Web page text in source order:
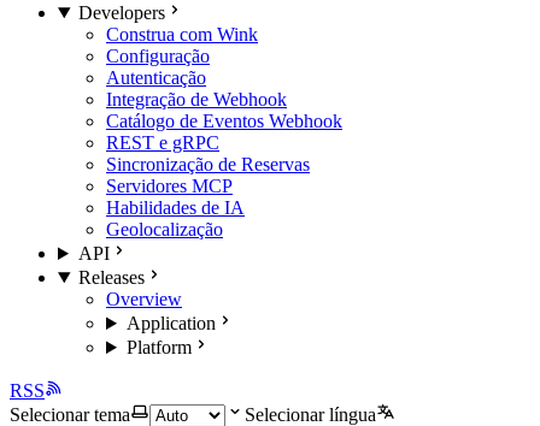
Developers
Construa com Wink
Configuração
Autenticação
Integração de Webhook
Catálogo de Eventos Webhook
REST e gRPC
Sincronização de Reservas
Servidores MCP
Habilidades de IA
Geolocalização
API
Releases
Overview
Application
Platform
RSS
Selecionar tema
Selecionar língua